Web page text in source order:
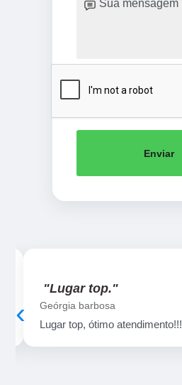
Enviar
"Lugar top."
Geórgia barbosa
Lugar top, ótimo atendimento!!!
‹